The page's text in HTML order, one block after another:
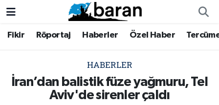
Fikir Röportaj Haberler Özel Haber
HABERLER
İran’dan balistik füze yağmuru, Tel
Aviv'de sirenler çaldı
Fikir
Haberler
Fikir
Haberler
Nöbetçi Eczaneler
Trafik Durumu